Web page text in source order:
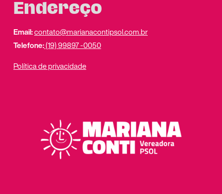
Endereço
Email:contato@marianacontipsol.com.br
Telefone:(19) 99897 -0050
Política de privacidade